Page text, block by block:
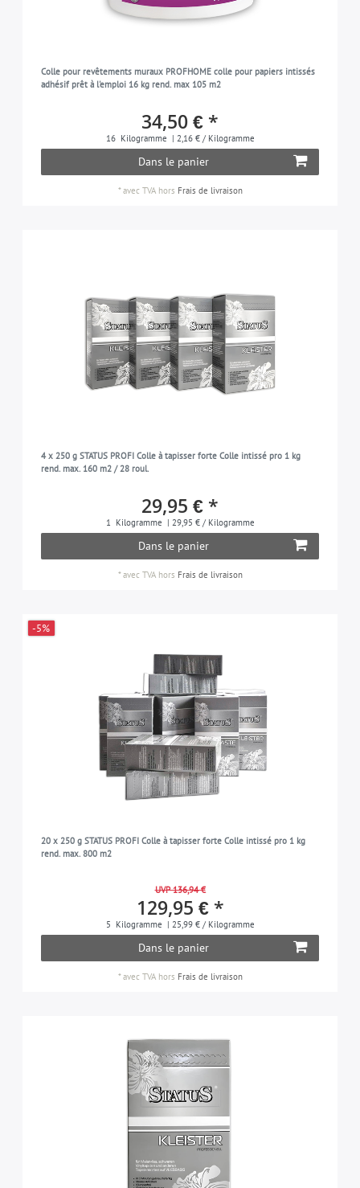
Colle pour revêtements muraux PROFHOME colle pour papiers intissés
adhésif prêt à l'emploi 16 kg rend. max 105 m2
34,50 € *
16 Kilogramme | 2,16 € / Kilogramme
Dans le panier
*avec TVAhors Frais de livraison
4 x 250 g STATUS PROFI Colle à tapisser forte Colle intissé pro 1 kg
rend. max. 160 m2 / 28 roul.
29,95 € *
1 Kilogramme | 29,95 € / Kilogramme
Dans le panier
*avec TVAhors Frais de livraison
-5%
20 x 250 g STATUS PROFI Colle à tapisser forte Colle intissé pro 1 kg
rend. max. 800 m2
UVP 136,94 €
129,95 € *
5 Kilogramme | 25,99 € / Kilogramme
Dans le panier
*avec TVAhors Frais de livraison